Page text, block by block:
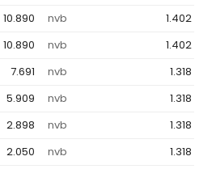
10.890 nvb
1.402 €
10.890 nvb
1.402 €
7.691 nvb
1.318 €
5.909 nvb
1.318 €
2.898 nvb
1.318 €
2.050 nvb
1.318 €